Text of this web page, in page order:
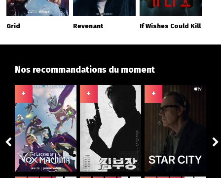
Grid Revenant If Wishes Could Kill
Nos recommandations du moment
+ + +